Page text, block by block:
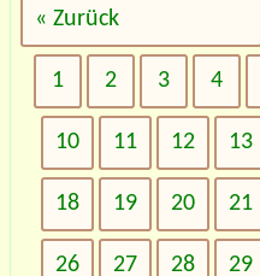
« Zurück
1 2 3 4
10 11 12 13
18 19 20 21
26 27 28 29